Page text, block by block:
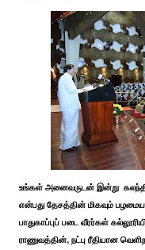
உங்கள் அனைவருடன் இன்று
என்பது தேசத்தின் மிகவும்
பாதுகாப்புப் படை வீரர்கள்
ராணுவத்தின், நட்பு ரீதியான